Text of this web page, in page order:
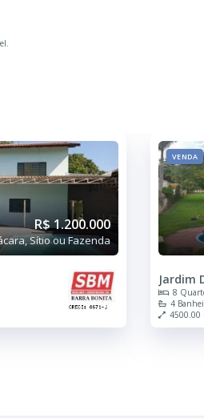
R$ 1.200.000
Sítio ou Fazenda
VENDA
Jardim
8
4
4500.00